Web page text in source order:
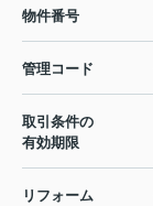
物件番号
管理コード
取引条件の
有効期限
リフォーム